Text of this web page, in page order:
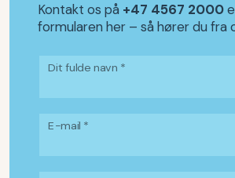
Kontakt os på +47 4567 2000
formularen her – så hører du fra
Dit fulde navn *
E-mail *